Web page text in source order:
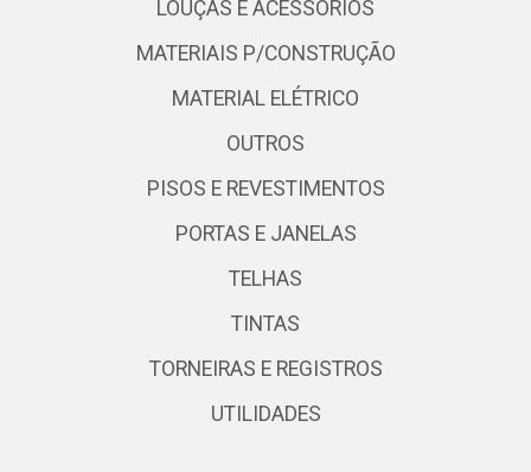
LOUÇAS E ACESSÓRIOS
MATERIAIS P/CONSTRUÇÃO
MATERIAL ELÉTRICO
OUTROS
PISOS E REVESTIMENTOS
PORTAS E JANELAS
TELHAS
TINTAS
TORNEIRAS E REGISTROS
UTILIDADES